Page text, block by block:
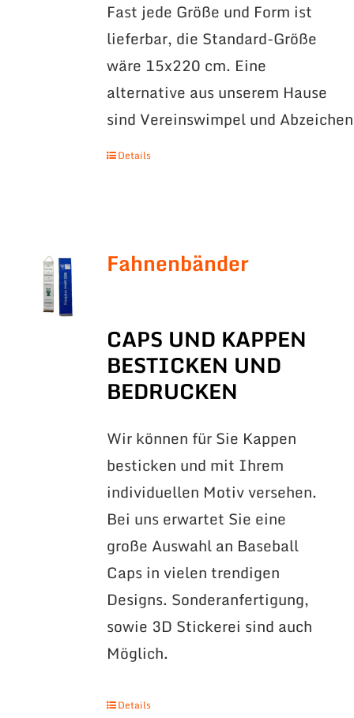
Fast jede Größe und Form ist
lieferbar, die Standard-Größe
wäre 15x220 cm. Eine
alternative aus unserem Hause
sind Vereinswimpel und
Details
Fahnenbänder
CAPS UND KAPPEN
BESTICKEN UND
BEDRUCKEN
Wir können für Sie Kappen
besticken und mit Ihrem
individuellen Motiv versehen.
Bei uns erwartet Sie eine
große Auswahl an Baseball
Caps in vielen trendigen
Designs. Sonderanfertigung,
sowie 3D Stickerei sind auch
Möglich.
Details